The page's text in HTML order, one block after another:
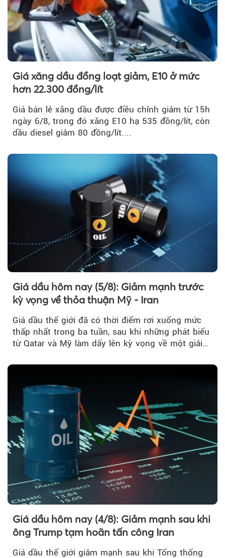
Theo
Giá xăng dầu đồng loạt giảm, E10 ở mức
hơn 22.300 đồng/lít
Giá bán lẻ xăng dầu được điều chỉnh giảm từ 15h
ngày 6/8, trong đó xăng E10 hạ 535 đồng/lít, còn
dầu diesel giảm 80 đồng/lít....
Giá dầu hôm nay (5/8): Giảm mạnh trước
kỳ vọng về thỏa thuận Mỹ - Iran
Giá dầu thế giới đã có thời điểm rơi xuống mức
thấp nhất trong ba tuần, sau khi những phát biểu
từ Qatar và Mỹ làm dấy lên kỳ vọng về một giải
Iran.
Giá dầu hôm nay (4/8): Giảm mạnh sau khi
ông Trump tạm hoãn tấn công Iran
Giá dầu thế giới giảm mạnh sau khi Tổng thống